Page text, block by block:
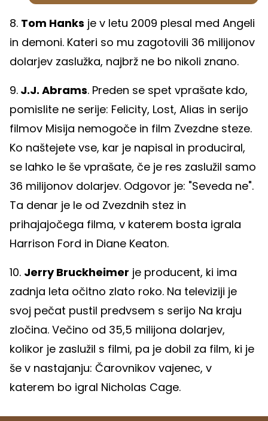
8. Tom Hanks je v letu 2009 plesal med Angeli
in demoni. Kateri so mu zagotovili 36 milijonov
dolarjev zaslužka, najbrž ne bo nikoli znano.
9. J.J. Abrams. Preden se spet vprašate kdo,
pomislite ne serije: Felicity, Lost, Alias in serijo
filmov Misija nemogoče in film Zvezdne steze.
Ko naštejete vse, kar je napisal in produciral,
se lahko le še vprašate, če je res zaslužil samo
36 milijonov dolarjev. Odgovor je: "Seveda ne".
Ta denar je le od Zvezdnih stez in
prihajajočega filma, v katerem bosta igrala
Harrison Ford in Diane Keaton.
10. Jerry Bruckheimer je producent, ki ima
zadnja leta očitno zlato roko. Na televiziji je
svoj pečat pustil predvsem s serijo Na kraju
zločina. Večino od 35,5 milijona dolarjev,
kolikor je zaslužil s filmi, pa je dobil za film, ki je
še v nastajanju: Čarovnikov vajenec, v
katerem bo igral Nicholas Cage.